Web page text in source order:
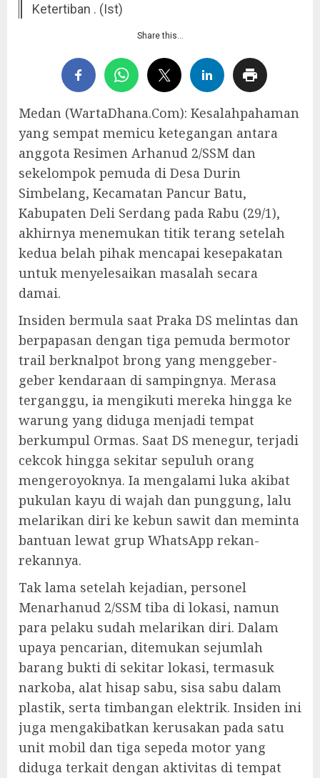
Ketertiban . (Ist)
Share this…
Medan (WartaDhana.Com): Kesalahpahaman
yang sempat memicu ketegangan antara
anggota Resimen Arhanud 2/SSM dan
sekelompok pemuda di Desa Durin
Simbelang, Kecamatan Pancur Batu,
Kabupaten Deli Serdang pada Rabu (29/1),
akhirnya menemukan titik terang setelah
kedua belah pihak mencapai kesepakatan
untuk menyelesaikan masalah secara
damai.
Insiden bermula saat Praka DS melintas dan
berpapasan dengan tiga pemuda bermotor
trail berknalpot brong yang menggeber-
geber kendaraan di sampingnya. Merasa
terganggu, ia mengikuti mereka hingga ke
warung yang diduga menjadi tempat
berkumpul Ormas. Saat DS menegur, terjadi
cekcok hingga sekitar sepuluh orang
mengeroyoknya. Ia mengalami luka akibat
pukulan kayu di wajah dan punggung, lalu
melarikan diri ke kebun sawit dan meminta
bantuan lewat grup WhatsApp rekan-
rekannya.
Tak lama setelah kejadian, personel
Menarhanud 2/SSM tiba di lokasi, namun
para pelaku sudah melarikan diri. Dalam
upaya pencarian, ditemukan sejumlah
barang bukti di sekitar lokasi, termasuk
narkoba, alat hisap sabu, sisa sabu dalam
plastik, serta timbangan elektrik. Insiden ini
juga mengakibatkan kerusakan pada satu
unit mobil dan tiga sepeda motor yang
diduga terkait dengan aktivitas di tempat